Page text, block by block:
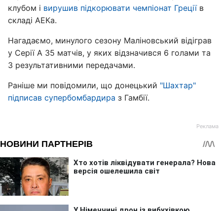
клубом і вирушив підкорювати чемпіонат Греціїв
складі АЕКа.
Нагадаємо, минулого сезону Маліновський відіграв
у Серії А 35 матчів, у яких відзначився 6 голами та
3 результативними передачами.
Раніше ми повідомили, що донецький "Шахтар"
підписав супербомбардира з Гамбії.